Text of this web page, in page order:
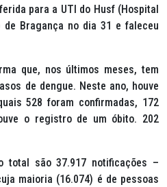
para a UTI do Husf (Hospital
de Bragança no dia 31 e faleceu
que, nos últimos meses, tem
de dengue. Neste ano, houve
528 foram confirmadas, 172
o registro de um óbito. 202
total são 37.917 notificações –
maioria (16.074) é de pessoas